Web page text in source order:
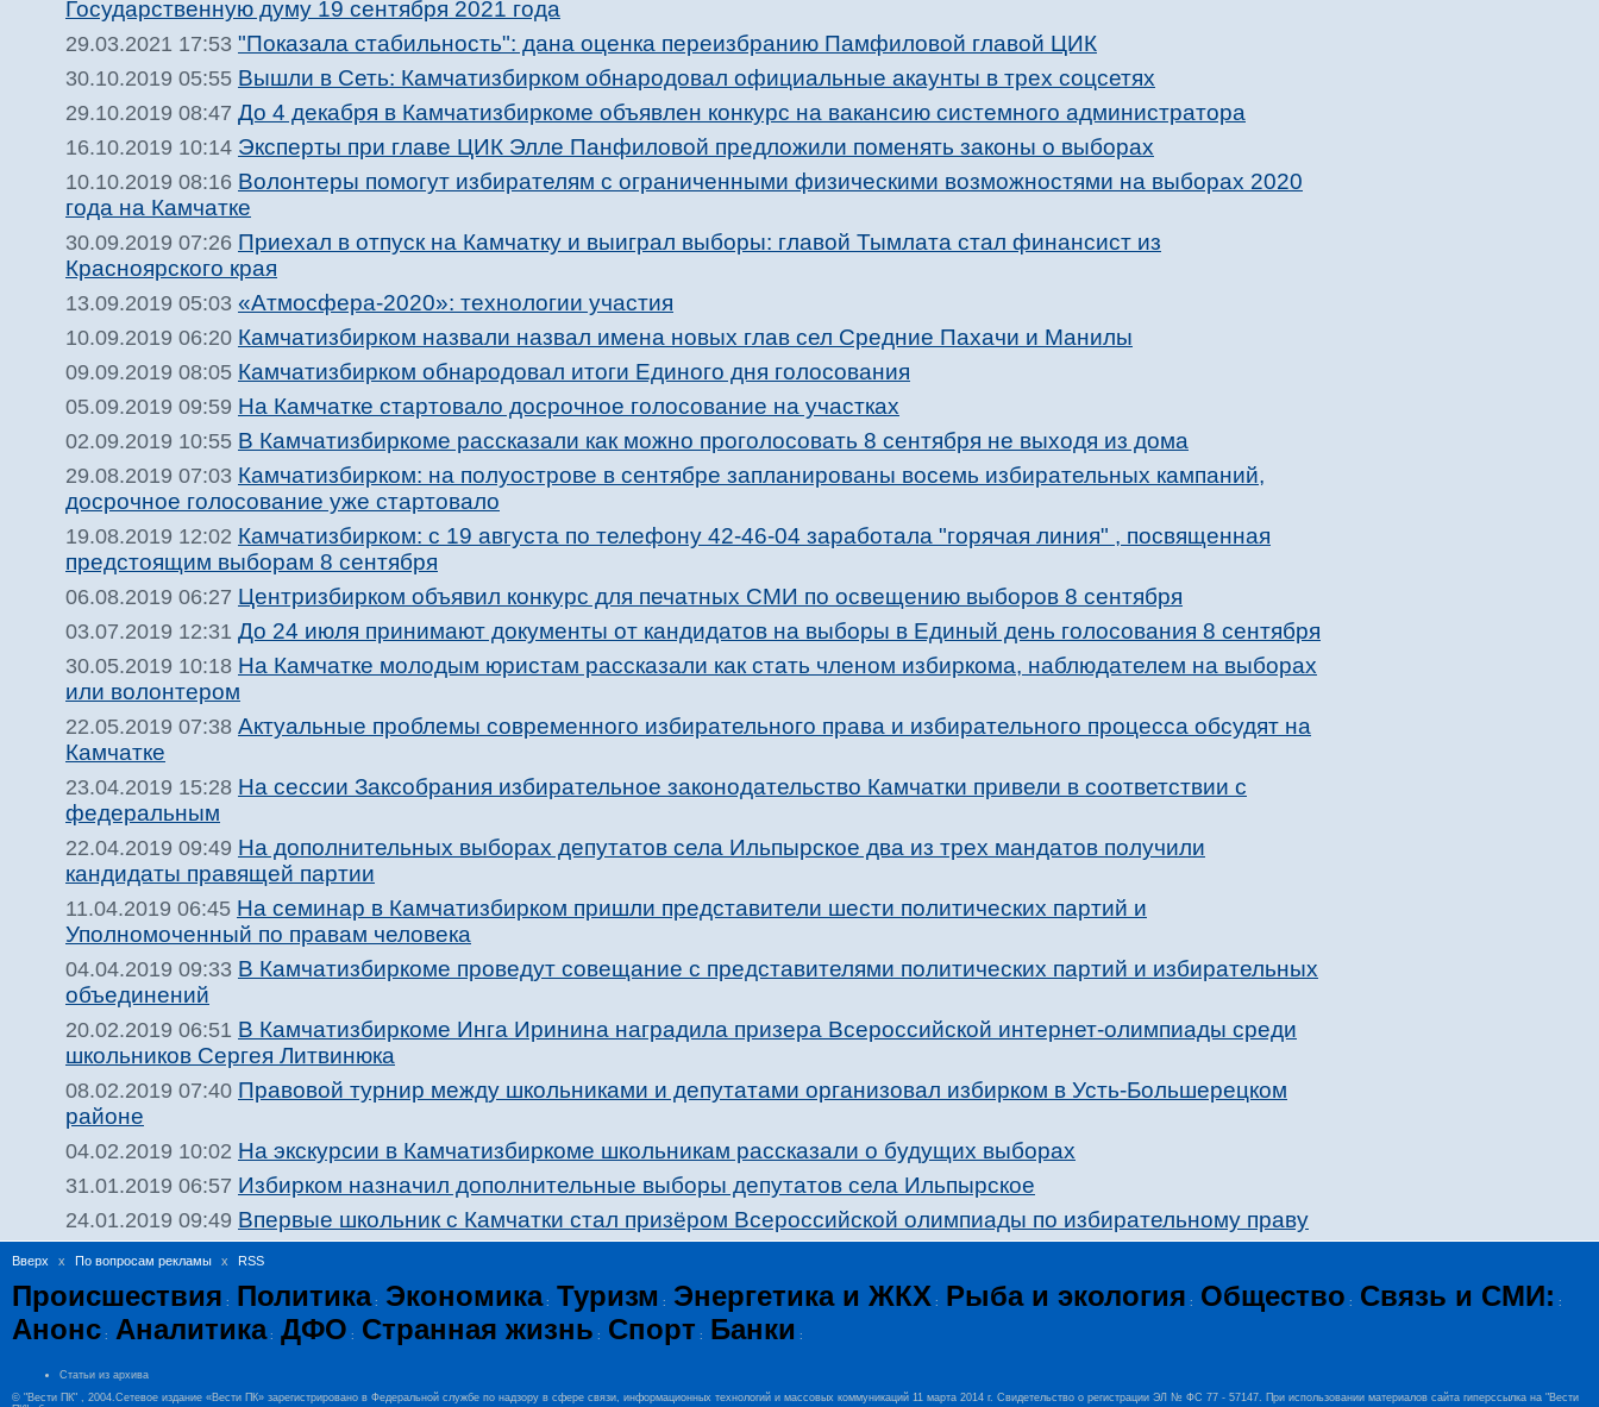
Государственную думу 19 сентября 2021 года
29.03.2021 17:53 "Показала стабильность": дана оценка переизбранию Памфиловой главой ЦИК
30.10.2019 05:55 Вышли в Сеть: Камчатизбирком обнародовал официальные акаунты в трех соцсетях
29.10.2019 08:47 До 4 декабря в Камчатизбиркоме объявлен конкурс на вакансию системного администратора
16.10.2019 10:14 Эксперты при главе ЦИК Элле Панфиловой предложили поменять законы о выборах
10.10.2019 08:16 Волонтеры помогут избирателям с ограниченными физическими возможностями на выборах 2020
года на Камчатке
30.09.2019 07:26 Приехал в отпуск на Камчатку и выиграл выборы: главой Тымлата стал финансист из
Красноярского края
13.09.2019 05:03 «Атмосфера-2020»: технологии участия
10.09.2019 06:20 Камчатизбирком назвали назвал имена новых глав сел Средние Пахачи и Манилы
09.09.2019 08:05 Камчатизбирком обнародовал итоги Единого дня голосования
05.09.2019 09:59 На Камчатке стартовало досрочное голосование на участках
02.09.2019 10:55 В Камчатизбиркоме рассказали как можно проголосовать 8 сентября не выходя из дома
29.08.2019 07:03 Камчатизбирком: на полуострове в сентябре запланированы восемь избирательных кампаний,
досрочное голосование уже стартовало
19.08.2019 12:02 Камчатизбирком: с 19 августа по телефону 42-46-04 заработала "горячая линия" , посвященная
предстоящим выборам 8 сентября
06.08.2019 06:27 Центризбирком объявил конкурс для печатных СМИ по освещению выборов 8 сентября
03.07.2019 12:31 До 24 июля принимают документы от кандидатов на выборы в Единый день голосования 8 сентября
30.05.2019 10:18 На Камчатке молодым юристам рассказали как стать членом избиркома, наблюдателем на выборах
или волонтером
22.05.2019 07:38 Актуальные проблемы современного избирательного права и избирательного процесса обсудят на
Камчатке
23.04.2019 15:28 На сессии Заксобрания избирательное законодательство Камчатки привели в соответствии с
федеральным
22.04.2019 09:49 На дополнительных выборах депутатов села Ильпырское два из трех мандатов получили
кандидаты правящей партии
11.04.2019 06:45 На семинар в Камчатизбирком пришли представители шести политических партий и
Уполномоченный по правам человека
04.04.2019 09:33 В Камчатизбиркоме проведут совещание с представителями политических партий и избирательных
объединений
20.02.2019 06:51 В Камчатизбиркоме Инга Иринина наградила призера Всероссийской интернет-олимпиады среди
школьников Сергея Литвинюка
08.02.2019 07:40 Правовой турнир между школьниками и депутатами организовал избирком в Усть-Большерецком
районе
04.02.2019 10:02 На экскурсии в Камчатизбиркоме школьникам рассказали о будущих выборах
31.01.2019 06:57 Избирком назначил дополнительные выборы депутатов села Ильпырское
24.01.2019 09:49 Впервые школьник с Камчатки стал призёром Всероссийской олимпиады по избирательному праву
Вверх x По вопросам рекламы x RSS
Происшествия : Политика: Экономика: Туризм : Энергетика и ЖКХ : Рыба и экология : Общество : Связь и СМИ: :
Анонс : Аналитика: ДФО : Странная жизнь : Спорт : Банки :
Статьи из архива
© "Вести ПК" , 2004.Сетевое издание «Вести ПК» зарегистрировано в Федеральной службе по надзору в сфере связи, информационных технологий и массовых коммуникаций 11 марта 2014 г. Свидетельство о регистрации ЭЛ № ФС 77 - 57147. При использовании материалов сайта гиперссылка на "Вести